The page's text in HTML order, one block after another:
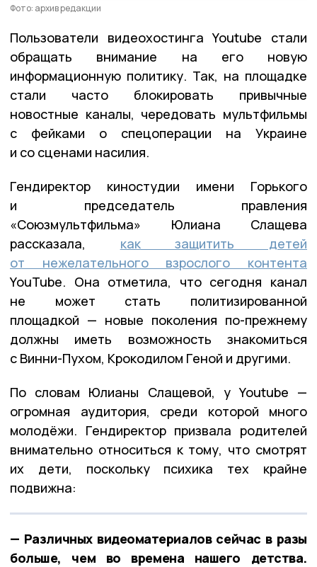
Фото: архив редакции
Пользователи видеохостинга Youtube стали
обращать внимание на его новую
информационную политику. Так, на площадке
стали часто блокировать привычные
новостные каналы, чередовать мультфильмы
с фейками о спецоперации на Украине
и со сценами насилия.
Гендиректор киностудии имени Горького
и председатель правления
«Союзмультфильма» Юлиана Слащева
рассказала, как защитить детей
от нежелательного взрослого контента
YouTube. Она отметила, что сегодня канал
не может стать политизированной
площадкой — новые поколения по-прежнему
должны иметь возможность знакомиться
с Винни-Пухом, Крокодилом Геной и другими.
По словам Юлианы Слащевой, у Youtube —
огромная аудитория, среди которой много
молодёжи. Гендиректор призвала родителей
внимательно относиться к тому, что смотрят
их дети, поскольку психика тех крайне
подвижна:
— Различных видеоматериалов сейчас в разы
больше, чем во времена нашего детства.